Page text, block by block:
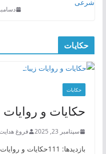
دسامبر 5,
حکایات
حکایات
حکایات و روایات
سپتامبر 23, 2025 فروغ
بازدیدها: